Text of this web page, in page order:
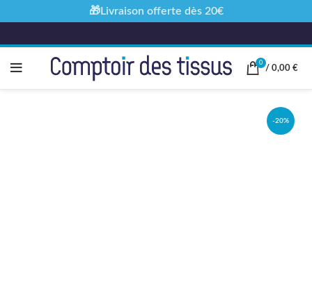
0
/ 0,00 €
-20%
🎁Livraison offerte dès 20€